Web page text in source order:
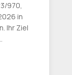
970,
in
Ihr Ziel